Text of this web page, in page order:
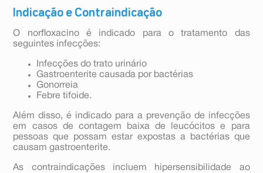
Indicação e Contraindicação
O norfloxacino é indicado para o tratamento das
seguintes infecções:
Infecções do trato urinário
Gastroenterite causada por bactérias
Gonorreia
Febre tifoide.
Além disso, é indicado para a prevenção de infecções
em casos de contagem baixa de leucócitos e para
pessoas que possam estar expostas a bactérias que
causam gastroenterite.
As contraindicações incluem hipersensibilidade ao